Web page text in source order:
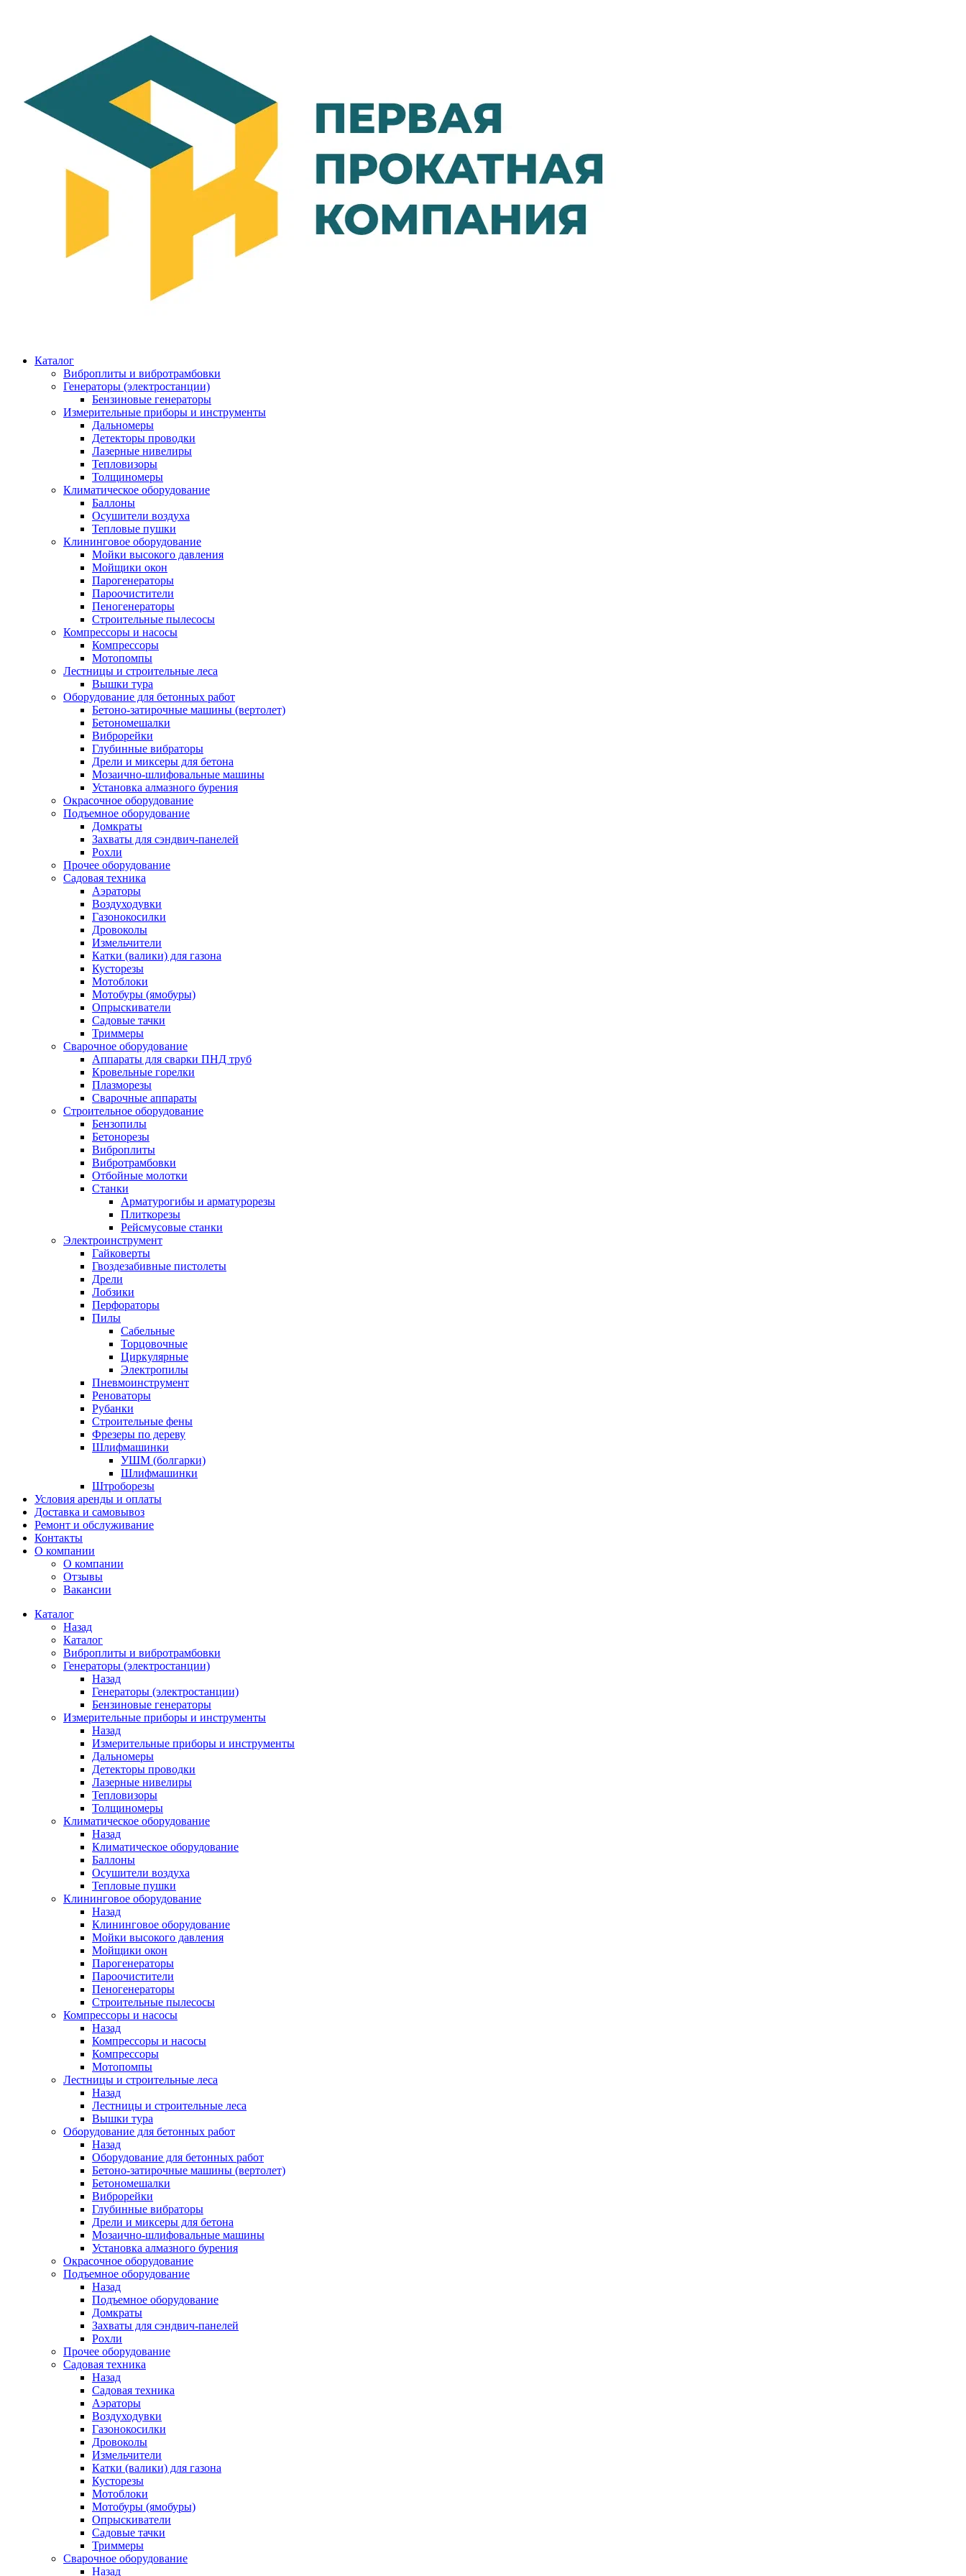
Каталог
Виброплиты и вибротрамбовки
Генераторы (электростанции)
Бензиновые генераторы
Измерительные приборы и инструменты
Дальномеры
Детекторы проводки
Лазерные нивелиры
Тепловизоры
Толщиномеры
Климатическое оборудование
Баллоны
Осушители воздуха
Тепловые пушки
Клининговое оборудование
Мойки высокого давления
Мойщики окон
Парогенераторы
Пароочистители
Пеногенераторы
Строительные пылесосы
Компрессоры и насосы
Компрессоры
Мотопомпы
Лестницы и строительные леса
Вышки тура
Оборудование для бетонных работ
Бетоно-затирочные машины (вертолет)
Бетономешалки
Виброрейки
Глубинные вибраторы
Дрели и миксеры для бетона
Мозаично-шлифовальные машины
Установка алмазного бурения
Окрасочное оборудование
Подъемное оборудование
Домкраты
Захваты для сэндвич-панелей
Рохли
Прочее оборудование
Садовая техника
Аэраторы
Воздуходувки
Газонокосилки
Дровоколы
Измельчители
Катки (валики) для газона
Кусторезы
Мотоблоки
Мотобуры (ямобуры)
Опрыскиватели
Садовые тачки
Триммеры
Сварочное оборудование
Аппараты для сварки ПНД труб
Кровельные горелки
Плазморезы
Сварочные аппараты
Строительное оборудование
Бензопилы
Бетонорезы
Виброплиты
Вибротрамбовки
Отбойные молотки
Станки
Арматурогибы и арматурорезы
Плиткорезы
Рейсмусовые станки
Электроинструмент
Гайковерты
Гвоздезабивные пистолеты
Дрели
Лобзики
Перфораторы
Пилы
Сабельные
Торцовочные
Циркулярные
Электропилы
Пневмоинструмент
Реноваторы
Рубанки
Строительные фены
Фрезеры по дереву
Шлифмашинки
УШМ (болгарки)
Шлифмашинки
Штроборезы
Условия аренды и оплаты
Доставка и самовывоз
Ремонт и обслуживание
Контакты
О компании
О компании
Отзывы
Вакансии
Каталог
Назад
Каталог
Виброплиты и вибротрамбовки
Генераторы (электростанции)
Назад
Генераторы (электростанции)
Бензиновые генераторы
Измерительные приборы и инструменты
Назад
Измерительные приборы и инструменты
Дальномеры
Детекторы проводки
Лазерные нивелиры
Тепловизоры
Толщиномеры
Климатическое оборудование
Назад
Климатическое оборудование
Баллоны
Осушители воздуха
Тепловые пушки
Клининговое оборудование
Назад
Клининговое оборудование
Мойки высокого давления
Мойщики окон
Парогенераторы
Пароочистители
Пеногенераторы
Строительные пылесосы
Компрессоры и насосы
Назад
Компрессоры и насосы
Компрессоры
Мотопомпы
Лестницы и строительные леса
Назад
Лестницы и строительные леса
Вышки тура
Оборудование для бетонных работ
Назад
Оборудование для бетонных работ
Бетоно-затирочные машины (вертолет)
Бетономешалки
Виброрейки
Глубинные вибраторы
Дрели и миксеры для бетона
Мозаично-шлифовальные машины
Установка алмазного бурения
Окрасочное оборудование
Подъемное оборудование
Назад
Подъемное оборудование
Домкраты
Захваты для сэндвич-панелей
Рохли
Прочее оборудование
Садовая техника
Назад
Садовая техника
Аэраторы
Воздуходувки
Газонокосилки
Дровоколы
Измельчители
Катки (валики) для газона
Кусторезы
Мотоблоки
Мотобуры (ямобуры)
Опрыскиватели
Садовые тачки
Триммеры
Сварочное оборудование
Назад